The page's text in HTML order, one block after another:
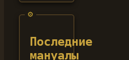
Последние
мануалы